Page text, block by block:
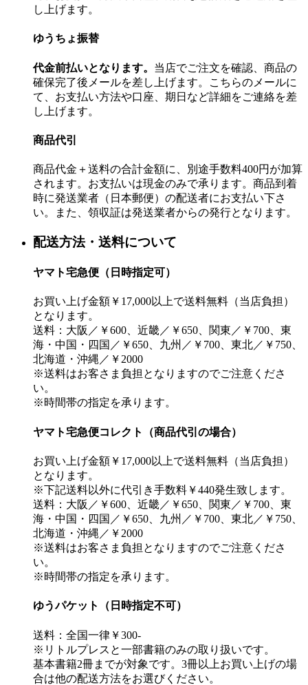
し上げます。
ゆうちょ振替
代金前払いとなります。 当店でご注文を確認、商品の
確保完了後メールを差し上げます。こちらのメールに
て、お支払い方法や口座、期日など詳細をご連絡を差
し上げます。
商品代引
商品代金＋送料の合計金額に、別途手数料400円が加算
されます。お支払いは現金のみで承ります。商品到着
時に発送業者（日本郵便）の配送者にお支払い下さ
い。また、領収証は発送業者からの発行となります。
配送方法・送料について
ヤマト宅急便（日時指定可）
お買い上げ金額￥17,000以上で送料無料（当店負担）
となります。
送料：大阪／￥600、近畿／￥650、関東／￥700、東
海・中国・四国／￥650、九州／￥700、東北／￥750、
北海道・沖縄／￥2000
※送料はお客さま負担となりますのでご注意くださ
い。
※時間帯の指定を承ります。
ヤマト宅急便コレクト（商品代引の場合）
お買い上げ金額￥17,000以上で送料無料（当店負担）
となります。
※下記送料以外に代引き手数料￥440発生致します。
送料：大阪／￥600、近畿／￥650、関東／￥700、東
海・中国・四国／￥650、九州／￥700、東北／￥750、
北海道・沖縄／￥2000
※送料はお客さま負担となりますのでご注意くださ
い。
※時間帯の指定を承ります。
ゆうパケット（日時指定不可）
送料：全国一律￥300-
※リトルプレスと一部書籍のみの取り扱いです。
基本書籍2冊までが対象です。3冊以上お買い上げの場
合は他の配送方法をお選びください。